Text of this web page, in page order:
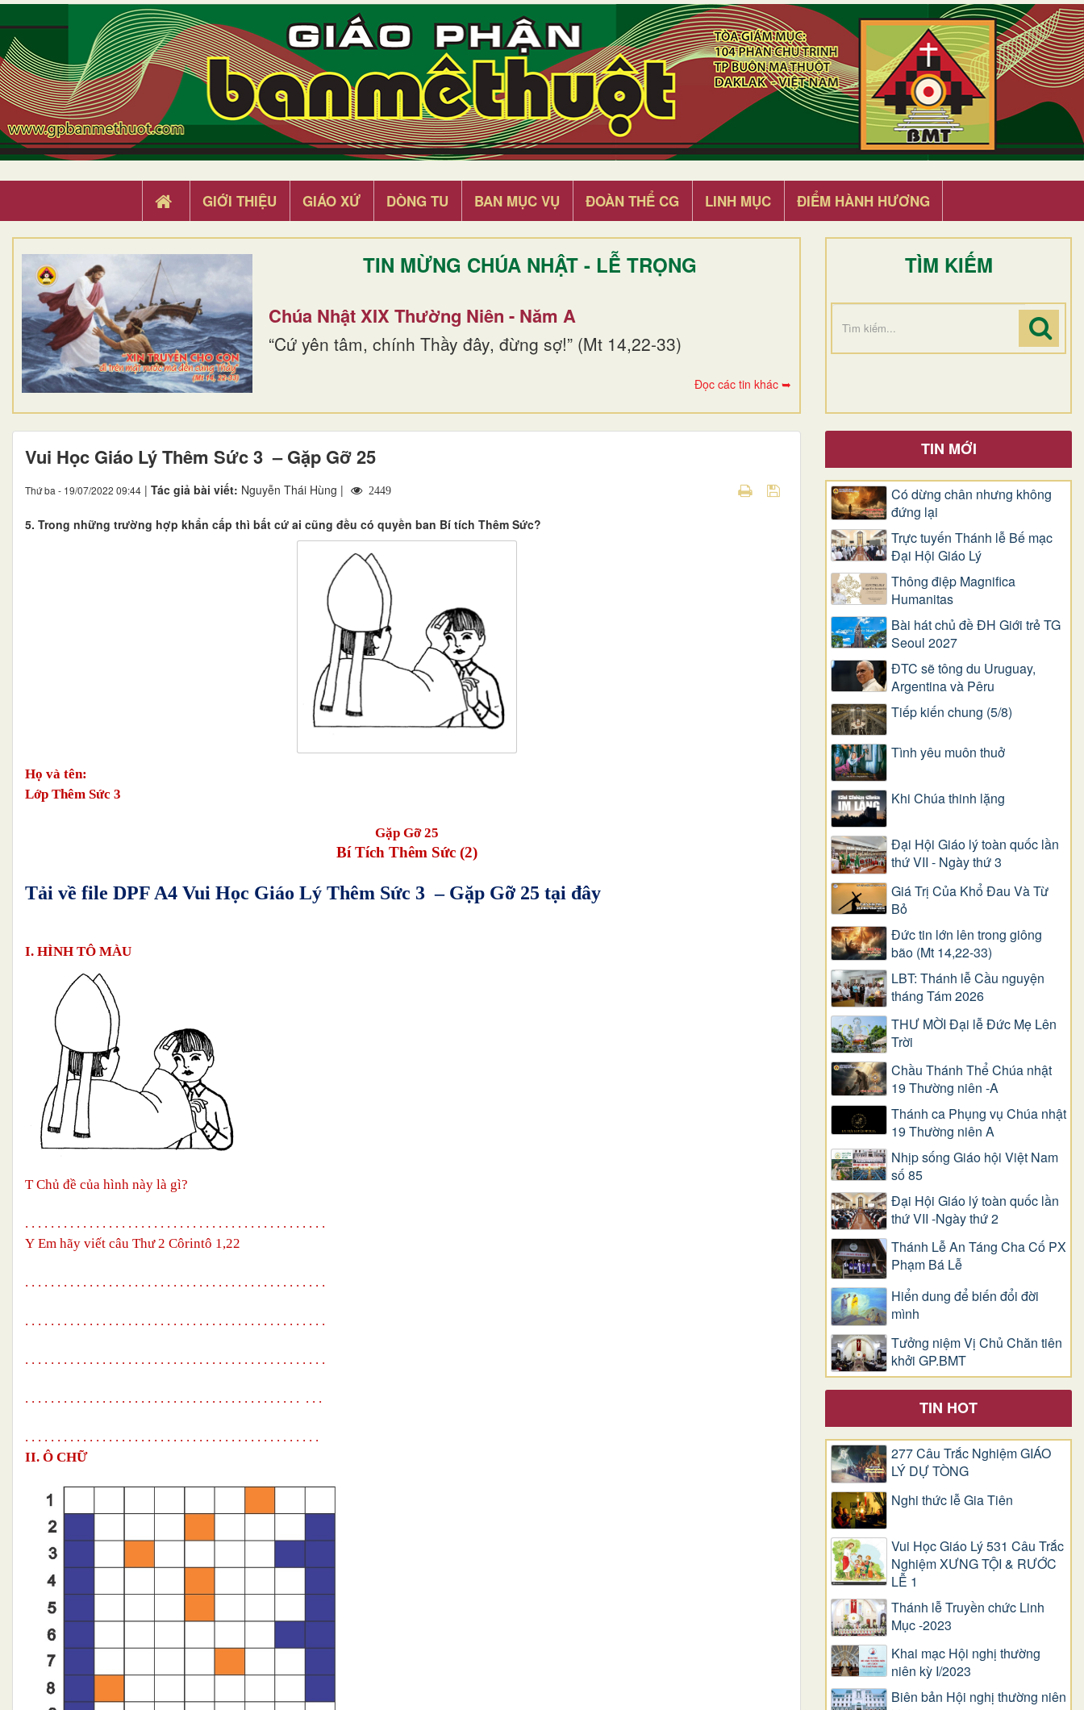
GIỚI THIỆU GIÁO XỨ DÒNG TU BAN MỤC VỤ ĐOÀN THỂ CG LINH MỤC ĐIỂM HÀNH HƯƠNG
TIN MỪNG CHÚA NHẬT - LỄ TRỌNG
Chúa Nhật XIX Thường Niên - Năm A
“Cứ yên tâm, chính Thầy đây, đừng sợ!” (Mt 14,22-33)
Đọc các tin khác ➥
TÌM KIẾM
Vui Học Giáo Lý Thêm Sức 3 – Gặp Gỡ 25
Thứ ba - 19/07/2022 09:44 | Tác giả bài viết: Nguyễn Thái Hùng | 2449
5. Trong những trường hợp khẩn cấp thì bất cứ ai cũng đều có quyền ban Bí tích Thêm Sức?
Họ và tên:
Lớp Thêm Sức 3
Gặp Gỡ 25
Bí Tích Thêm Sức (2)
Tải về file DPF A4 Vui Học Giáo Lý Thêm Sức 3 – Gặp Gỡ 25 tại đây
I. HÌNH TÔ MÀU
TChủ đề của hình này là gì?
. . . . . . . . . . . . . . . . . . . . . . . . . . . . . . . . . . . . . . . . . . . . . . .
Y Em hãy viết câu Thư 2 Côrintô 1,22
. . . . . . . . . . . . . . . . . . . . . . . . . . . . . . . . . . . . . . . . . . . . . . .
. . . . . . . . . . . . . . . . . . . . . . . . . . . . . . . . . . . . . . . . . . . . . . .
. . . . . . . . . . . . . . . . . . . . . . . . . . . . . . . . . . . . . . . . . . . . . . .
. . . . . . . . . . . . . . . . . . . . . . . . . . . . . . . . . . . . . . . . . . . . . .
. . . . . . . . . . . . . . . . . . . . . . . . . . . . . . . . . . . . . . . . . . . . . .
II. Ô CHỮ
TIN MỚI
Có dừng chân nhưng không
đứng lại
Trực tuyến Thánh lễ Bế mạc
Đại Hội Giáo Lý
Thông điệp Magnifica
Humanitas
Bài hát chủ đề ĐH Giới trẻ TG
Seoul 2027
ĐTC sẽ tông du Uruguay,
Argentina và Pêru
Tiếp kiến chung (5/8)
Tình yêu muôn thuở
Khi Chúa thinh lặng
Đại Hội Giáo lý toàn quốc lần
thứ VII - Ngày thứ 3
Giá Trị Của Khổ Ðau Và Từ
Bỏ
Đức tin lớn lên trong giông
bão (Mt 14,22-33)
LBT: Thánh lễ Cầu nguyện
tháng Tám 2026
THƯ MỜI Đại lễ Đức Mẹ Lên
Trời
Chầu Thánh Thể Chúa nhật
19 Thường niên -A
Thánh ca Phụng vụ Chúa nhật
19 Thường niên A
Nhịp sống Giáo hội Việt Nam
số 85
Đại Hội Giáo lý toàn quốc lần
thứ VII -Ngày thứ 2
Thánh Lễ An Táng Cha Cố PX
Phạm Bá Lễ
Hiển dung để biến đổi đời
mình
Tưởng niệm Vị Chủ Chăn tiên
khởi GP.BMT
TIN HOT
277 Câu Trắc Nghiệm GIÁO
LÝ DỰ TÒNG
Nghi thức lễ Gia Tiên
Vui Học Giáo Lý 531 Câu Trắc
Nghiệm XƯNG TỘI & RƯỚC
LỄ 1
Thánh lễ Truyền chức Linh
Mục -2023
Khai mạc Hội nghị thường
niên kỳ I/2023
Biên bản Hội nghị thường niên